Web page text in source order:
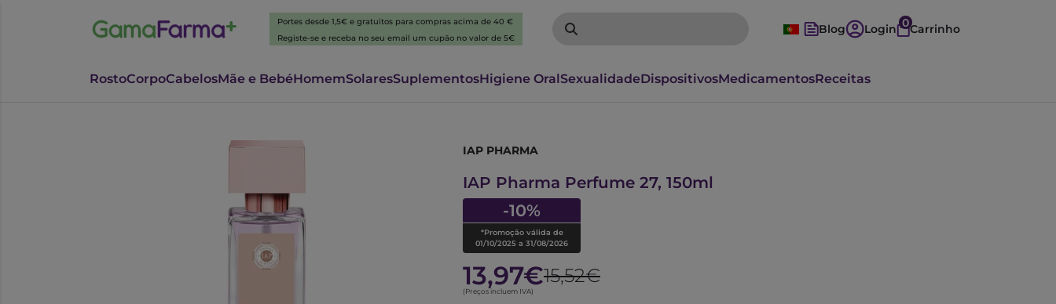
Portes desde 1,5€ e gratuitos para compras acima de 40 €
Registe-se e receba no seu email um cupão no valor de 5€
Blog Login 0Carrinho
RostoCorpoCabelosMãe e BebéHomemSolaresSuplementosHigiene OralSexualidadeDispositivosMedicamentosReceitas
IAP PHARMA
IAP Pharma Perfume 27, 150ml
-10%
*Promoção válida de
01/10/2025 a 31/08/2026
13,97€15,52€
(Preços incluem IVA)